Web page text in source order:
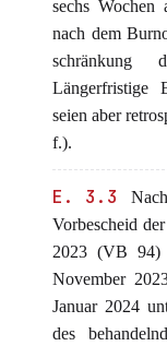
sechs Wochen
nach dem
schränkung
Längerfristige
seien aber
f.).
E. 3.3
Vorbescheid
2023 (VB 94)
November
Januar 2024
des